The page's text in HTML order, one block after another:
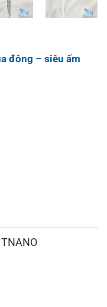
đông – siêu ấm